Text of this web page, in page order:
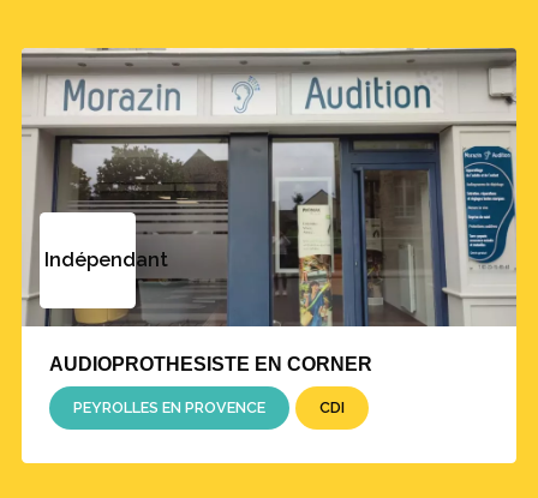
Indépendant
AUDIOPROTHESISTE EN CORNER
PEYROLLES EN PROVENCE CDI